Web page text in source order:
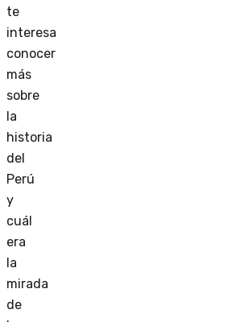
te
interesa
conocer
más
sobre
la
historia
del
Perú
y
cuál
era
la
mirada
de